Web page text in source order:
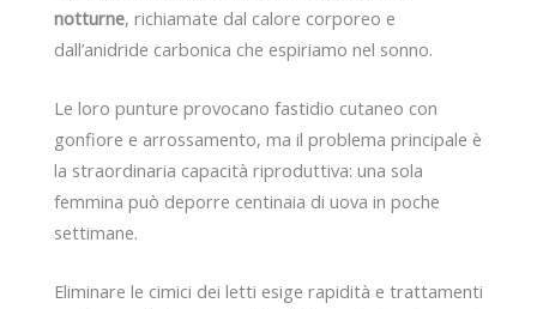
notturne, richiamate dal calore corporeo e
dall’anidride carbonica che espiriamo nel sonno.
Le loro punture provocano fastidio cutaneo con
gonfiore e arrossamento, ma il problema principale è
la straordinaria capacità riproduttiva: una sola
femmina può deporre centinaia di uova in poche
settimane.
Eliminare le cimici dei letti esige rapidità e trattamenti